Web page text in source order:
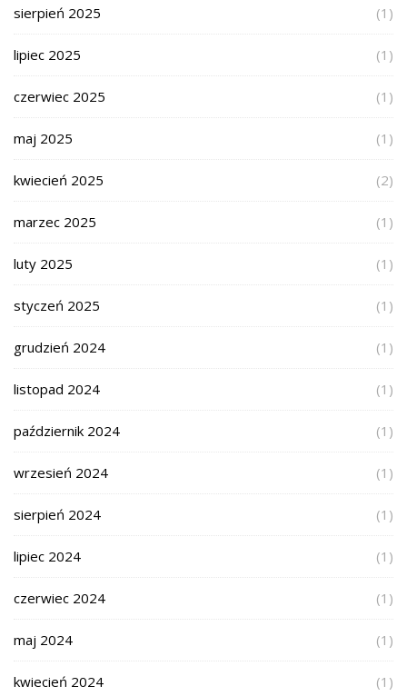
sierpień 2025 (1)
lipiec 2025 (1)
czerwiec 2025 (1)
maj 2025 (1)
kwiecień 2025 (2)
marzec 2025 (1)
luty 2025 (1)
styczeń 2025 (1)
grudzień 2024 (1)
listopad 2024 (1)
październik 2024 (1)
wrzesień 2024 (1)
sierpień 2024 (1)
lipiec 2024 (1)
czerwiec 2024 (1)
maj 2024 (1)
kwiecień 2024 (1)